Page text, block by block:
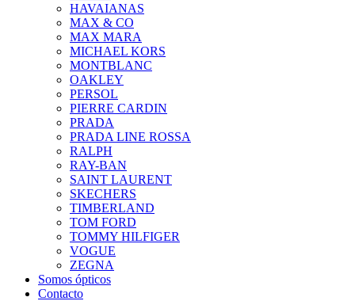
HAVAIANAS
MAX & CO
MAX MARA
MICHAEL KORS
MONTBLANC
OAKLEY
PERSOL
PIERRE CARDIN
PRADA
PRADA LINE ROSSA
RALPH
RAY-BAN
SAINT LAURENT
SKECHERS
TIMBERLAND
TOM FORD
TOMMY HILFIGER
VOGUE
ZEGNA
Somos ópticos
Contacto